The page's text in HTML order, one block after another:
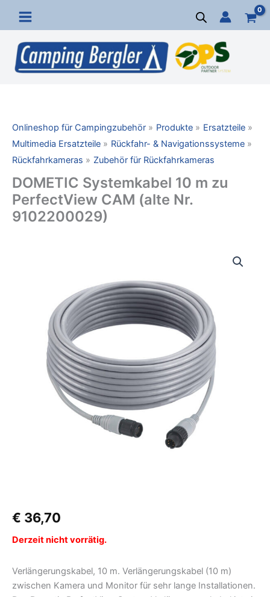
Inhalt
springen
Onlineshop für Campingzubehör Produkte
Ersatzteile
Multimedia Ersatzteile
Rückfahr- & Navigationssysteme
Rückfahrkameras
Zubehör für Rückfahrkameras
DOMETIC Systemkabel 10 m zu
PerfectView CAM (alte Nr.
9102200029)
€ 36,70
Derzeit nicht vorrätig.
Verlängerungskabel, 10 m. Verlängerungskabel (10 m)
zwischen Kamera und Monitor für sehr lange Installationen.